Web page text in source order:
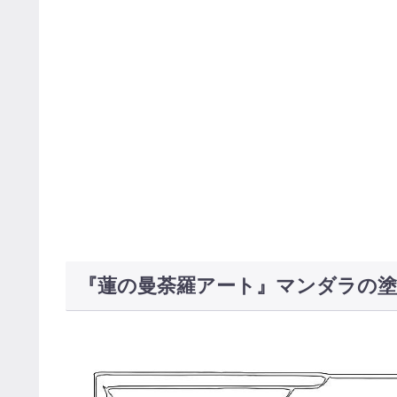
『蓮の曼荼羅アート』マンダラの